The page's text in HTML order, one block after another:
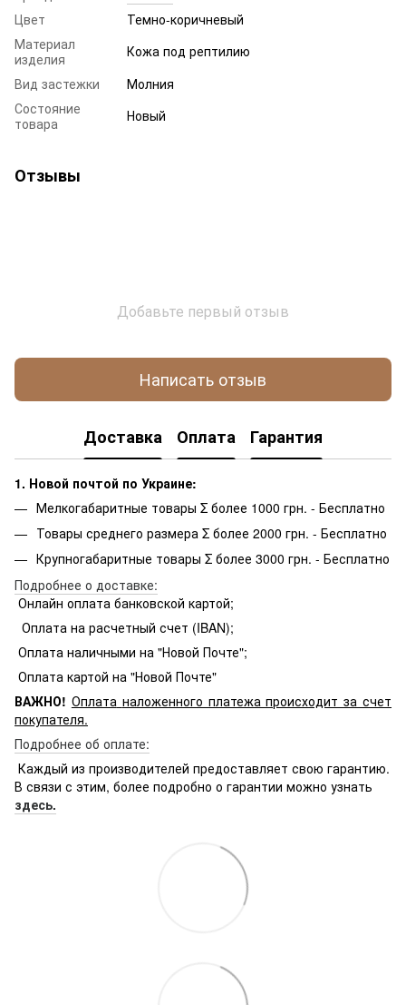
Цвет
Темно-коричневый
Материал
изделия
Кожа под рептилию
Вид застежки
Молния
Состояние
товара
Новый
Отзывы
Добавьте первый отзыв
Написать отзыв
Доставка Оплата Гарантия
1. Новой почтой по Украине:
Мелкогабаритные товары Σ более 1000 грн. - Бесплатно
Товары среднего размера Σ более 2000 грн. - Бесплатно
Крупногабаритные товары Σ более 3000 грн. - Бесплатно
Подробнее о доставке:
Онлайн оплата банковской картой;
Оплата на расчетный счет (IBAN);
Оплата наличными на "Новой Почте";
Оплата картой на "Новой Почте"
ВАЖНО! Оплата наложенного платежа происходит за счет
покупателя.
Подробнее об оплате:
Каждый из производителей предоставляет свою гарантию.
В связи с этим, более подробно о гарантии можно узнать
здесь.